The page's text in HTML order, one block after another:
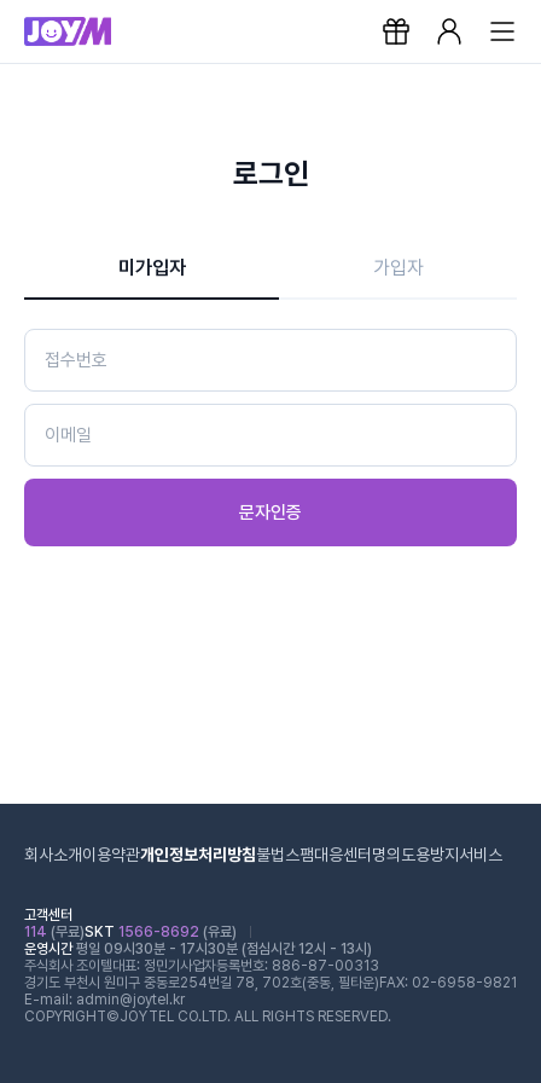
로그인
미가입자 가입자
문자인증
회사소개이용약관개인정보처리방침불법스팸대응센터 명의도용방지서비스
고객센터
114 (무료)SKT 1566-8692 (유료)
운영시간평일 09시30분 - 17시30분 (점심시간 12시 - 13시)
주식회사 조이텔대표: 정민기 사업자등록번호: 886-87-00313
경기도 부천시 원미구 중동로254번길 78, 702호(중동, 필타운) FAX: 02-6958-9821
E-mail: admin@joytel.kr
COPYRIGHT©JOYTEL CO.LTD. ALL RIGHTS RESERVED.